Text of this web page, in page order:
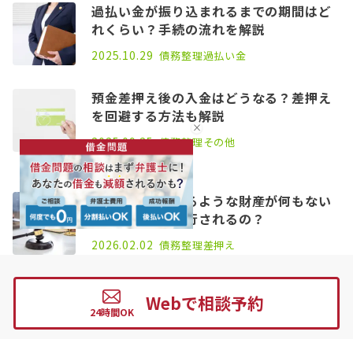
Webで相談予約
過払い金が振り込まれるまでの期間はど
れくらい？手続の流れを解説
2021.04.14
2025.10.29 債務整理過払い金
預金差押え後の入金はどうなる？差押え
を回避する方法も解説
2021.08.26
2025.09.25 債務整理その他
差押
差し押さえられるような財産が何もない
場合も、強制執行されるの？
2021.06.25
2026.02.02 債務整理差押え
よく見られている記事